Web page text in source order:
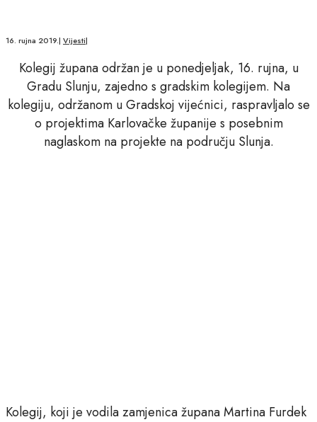
16. rujna 2019.| Vijesti|
Kolegij župana održan je u ponedjeljak, 16. rujna, u
Gradu Slunju, zajedno s gradskim kolegijem. Na
kolegiju, održanom u Gradskoj vijećnici, raspravljalo se
o projektima Karlovačke županije s posebnim
naglaskom na projekte na području Slunja.
Kolegij, koji je vodila zamjenica župana Martina Furdek